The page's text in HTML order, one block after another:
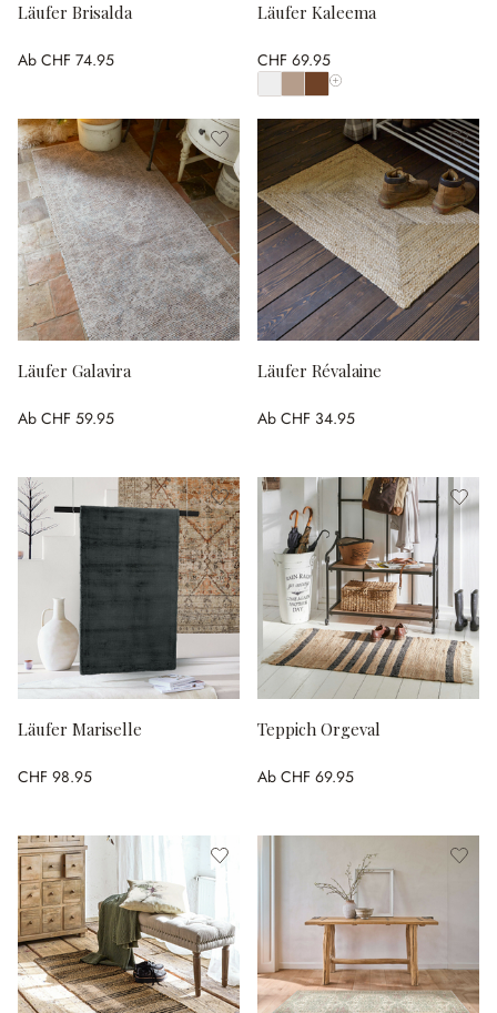
Läufer Brisalda
Ab CHF 74.95
Läufer Kaleema
CHF 69.95
Alle Farben anzeigen
Läufer Galavira
Ab CHF 59.95
Läufer Révalaine
Ab CHF 34.95
Läufer Mariselle
CHF 98.95
Teppich Orgeval
Ab CHF 69.95